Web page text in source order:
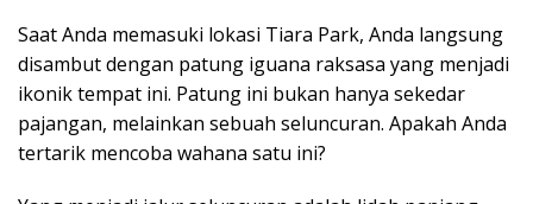
Saat Anda memasuki lokasi Tiara Park, Anda langsung
disambut dengan patung iguana raksasa yang menjadi
ikonik tempat ini. Patung ini bukan hanya sekedar
pajangan, melainkan sebuah seluncuran. Apakah Anda
tertarik mencoba wahana satu ini?